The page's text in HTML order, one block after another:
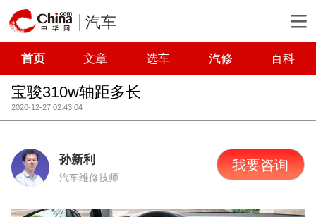
汽车
首页 文章 选车 汽修 百科
宝骏310w轴距多长
2020-12-27 02:43:04
孙新利
汽车维修技师
我要咨询